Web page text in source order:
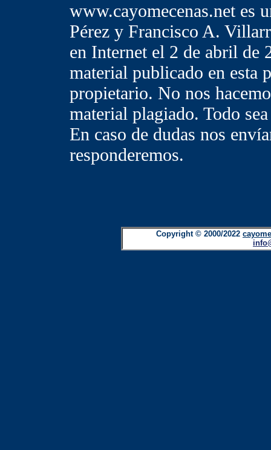
www.cayomecenas.net es
Pérez y Francisco A.
en Internet el 2 de abril de
material publicado en esta
propietario. No nos
material plagiado. Todo
En caso de dudas nos
responderemos.
Copyright © 2000/2022